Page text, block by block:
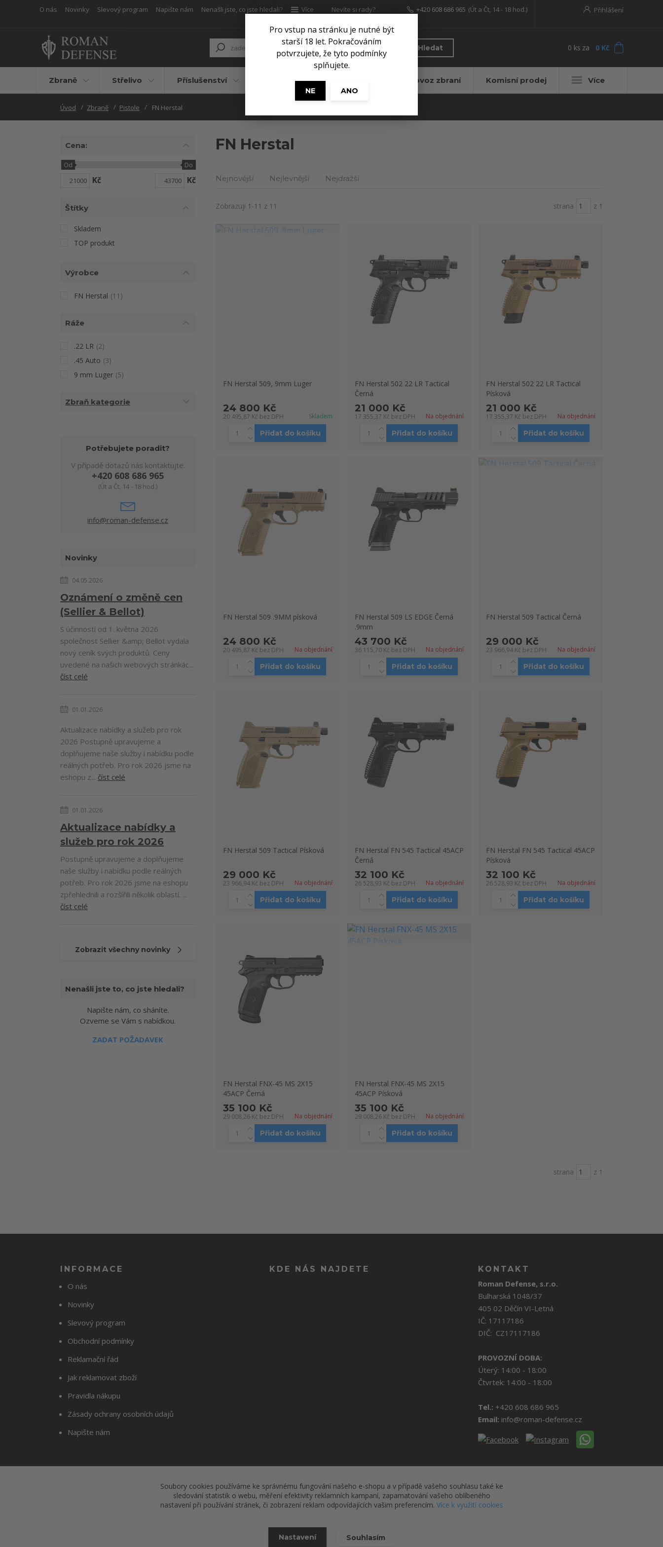
Pro vstup na stránku je nutné být
starší 18 let. Pokračováním
potvrzujete, že tyto podmínky
splňujete.
NE ANO
O nás Novinky Slevový program Napište nám Nenašli jste, co jste hledali? Více Přihlášení
Hledat
Nevíte si rady?
+420 608 686 965 (Út a Čt, 14 - 18 hod.)
0 ks za 0 Kč
Zbraně Střelivo Příslušenství Pro myslivce Dovoz zbraní Komisní prodej Více
Úvod Zbraně Pistole FN Herstal
FN Herstal
Nejnovější Nejlevnější Nejdražší
Zobrazuji 1-11 z 11 strana z 1
FN Herstal 509, 9mm Luger
24 800 Kč
20 495,87 Kč bez DPH Skladem
Přidat do košíku
FN Herstal 502 22 LR Tactical
Černá
21 000 Kč
17 355,37 Kč bez DPH Na objednání
Přidat do košíku
FN Herstal 502 22 LR Tactical
Písková
21 000 Kč
17 355,37 Kč bez DPH Na objednání
Přidat do košíku
FN Herstal 509 .9MM písková
24 800 Kč
20 495,87 Kč bez DPH Na objednání
Přidat do košíku
FN Herstal 509 LS EDGE Černá
.9mm
43 700 Kč
36 115,70 Kč bez DPH Na objednání
Přidat do košíku
FN Herstal 509 Tactical Černá
29 000 Kč
23 966,94 Kč bez DPH Na objednání
Přidat do košíku
FN Herstal 509 Tactical Písková
29 000 Kč
23 966,94 Kč bez DPH Na objednání
Přidat do košíku
FN Herstal FN 545 Tactical 45ACP
Černá
32 100 Kč
26 528,93 Kč bez DPH Na objednání
Přidat do košíku
FN Herstal FN 545 Tactical 45ACP
Písková
32 100 Kč
26 528,93 Kč bez DPH Na objednání
Přidat do košíku
FN Herstal FNX-45 MS 2X15
45ACP Černá
35 100 Kč
29 008,26 Kč bez DPH Na objednání
Přidat do košíku
FN Herstal FNX-45 MS 2X15
45ACP Písková
35 100 Kč
29 008,26 Kč bez DPH Na objednání
Přidat do košíku
strana z 1
Cena:
Kč
Od Do
Kč
Štítky
Skladem
TOP produkt
Výrobce
FN Herstal (11)
Ráže
.22 LR (2)
.45 Auto (3)
9 mm Luger (5)
Zbraň kategorie
Potřebujete poradit?
V případě dotazů nás kontaktujte.
+420 608 686 965
(Út a Čt, 14 - 18 hod.)
info@roman-defense.cz
Novinky
04.05.2026
Oznámení o změně cen
(Sellier & Bellot)
S účinností od 1. května 2026
společnost Sellier &amp; Bellot vydala
nový ceník svých produktů. Ceny
uvedené na našich webových stránkác...
číst celé
01.01.2026
Aktualizace nabídky a služeb pro rok
2026 Postupně upravujeme a
doplňujeme naše služby i nabídku podle
reálných potřeb. Pro rok 2026 jsme na
eshopu z... číst celé
01.01.2026
Aktualizace nabídky a
služeb pro rok 2026
Postupně upravujeme a doplňujeme
naše služby i nabídku podle reálných
potřeb. Pro rok 2026 jsme na eshopu
zpřehlednili a rozšířili několik oblastí. ...
číst celé
Zobrazit všechny novinky
Nenašli jste to, co jste hledali?
Napište nám, co sháníte.
Ozveme se Vám s nabídkou.
ZADAT POŽADAVEK
INFORMACE
O nás
Novinky
Slevový program
Obchodní podmínky
Reklamační řád
Jak reklamovat zboží
Pravidla nákupu
Zásady ochrany osobních údajů
Napište nám
KDE NÁS NAJDETE KONTAKT
Roman Defense, s.r.o.
Bulharská 1048/37
405 02 Děčín VI-Letná
IČ: 17117186
DIČ: CZ17117186
PROVOZNÍ DOBA:
Úterý: 14:00 - 18:00
Čtvrtek: 14:00 - 18:00
Tel.: +420 608 686 965
Email: info@roman-defense.cz
Upravit sběr cookies.
2026 © Roman Defense, s.r.o.
Soubory cookies používáme ke správnému fungování našeho e-shopu a v případě vašeho souhlasu také ke
sledování statistik o webu, měření efektivity reklamních kampaní, zapamatování vašeho oblíbeného
nastavení při používání stránek, či zobrazení reklam odpovídajících vašim preferencím. Více k využití cookies
Nastavení Souhlasím